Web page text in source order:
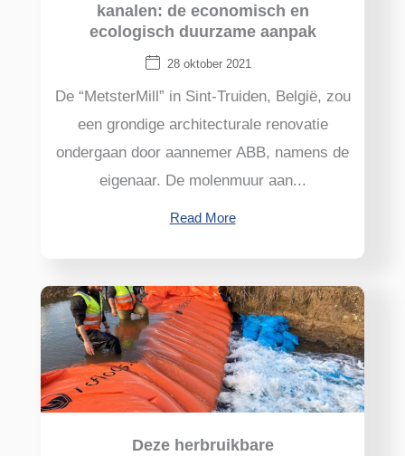
kanalen: de economisch en
ecologisch duurzame aanpak
28 oktober 2021
De “MetsterMill” in Sint-Truiden, België, zou
een grondige architecturale renovatie
ondergaan door aannemer ABB, namens de
eigenaar. De molenmuur aan...
Read More
Deze herbruikbare